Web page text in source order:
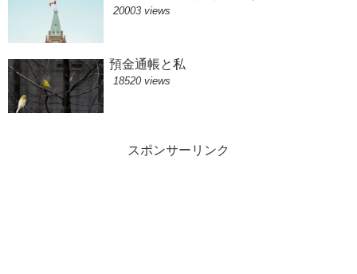
20003 views
預金通帳と私
18520 views
スポンサーリンク